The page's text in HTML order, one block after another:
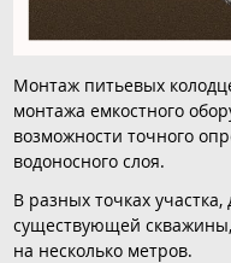
Монтаж питьевых
монтажа емкостного
возможности точного
водоносного слоя.
В разных точках
существующей
на несколько метров.